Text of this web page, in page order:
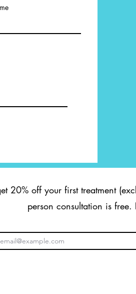
20% off your first treatment
person consultation is free.